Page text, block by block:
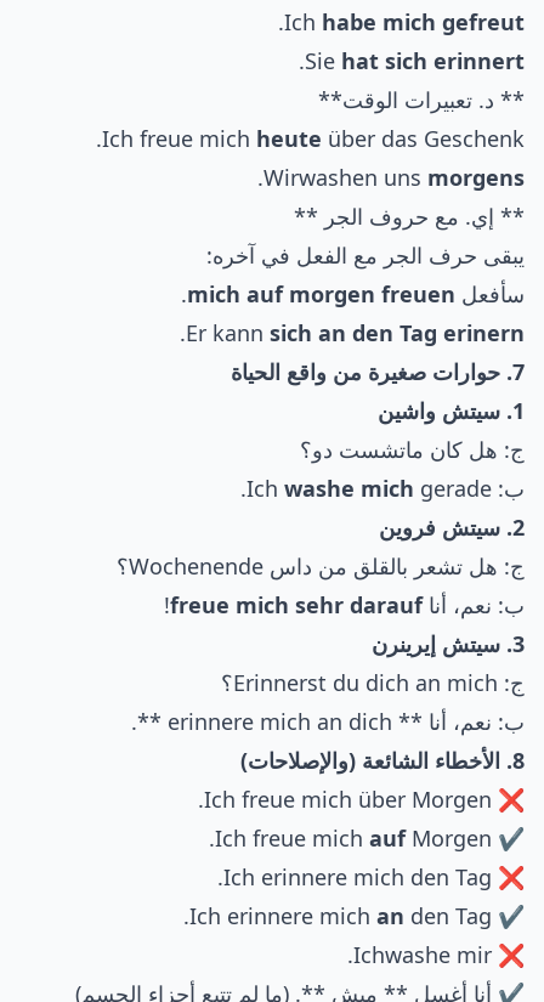
Ich habe mich gefreut
.
Sie hat sich erinnert
.
** د. تعبيرات الوقت**
Ich freue mich heute über das Geschenk.
Wirwashen uns morgens
.
** إي. مع حروف الجر **
يبقى حرف الجر مع الفعل في آخره:
سأفعل mich auf morgen freuen
.
Er kann sich an den Tag erinern
.
7. حوارات صغيرة من واقع الحياة
1. سيتش واشين
ج: هل كان ماتشست دو؟
ب: Ich
washe mich gerade.
2. سيتش فروين
ج: هل تشعر بالقلق من داس Wochenende؟
ب: نعم، أناfreue mich sehr darauf
!
3. سيتش إيرينرن
ج: Erinnerst du dich an mich؟
ب: نعم، أنا ** erinnere mich an dich **.
8. الأخطاء الشائعة (والإصلاحات)
❌ Ich freue mich über Morgen.
✔ Ich freue mich
aufMorgen.
❌ Ich erinnere mich den Tag.
✔ Ich erinnere mich
an den Tag.
❌ Ichwashe mir.
✔ أنا أغسل ** ميش **. (ما لم تتبع أجزاء الجسم)